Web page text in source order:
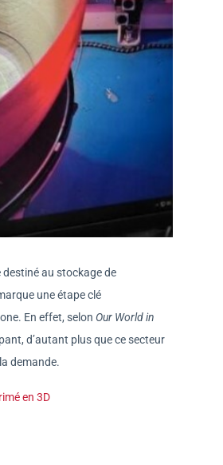
au stockage de
une étape clé
En effet, selon Our World in
d’autant plus que ce secteur
demande.
en 3D